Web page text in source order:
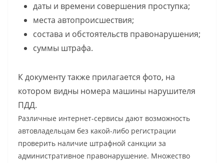
даты и времени совершения проступка;
места автопроисшествия;
состава и обстоятельств правонарушения;
суммы штрафа.
К документу также прилагается фото, на
котором видны номера машины нарушителя
ПДД.
Различные интернет-сервисы дают возможность
автовладельцам без какой-либо регистрации
проверить наличие штрафной санкции за
административное правонарушение. Множество